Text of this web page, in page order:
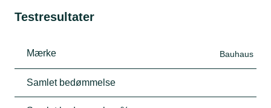
Testresultater
Mærke Bauhaus
Samlet bedømmelse